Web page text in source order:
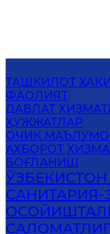
ТАШКИЛОТ
ФАОЛИЯТ
ДАВЛАТ
ҲУЖЖАТЛАР
ОЧИҚ
АХБОРОТ
БОҒЛАНИШ